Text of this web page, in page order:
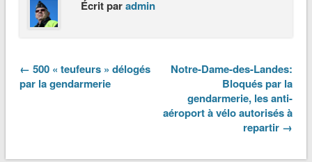
Écrit paradmin
← 500 « teufeurs » délogés
par la gendarmerie
Notre-Dame-des-Landes:
Bloqués par la
gendarmerie, les anti-
aéroport à vélo autorisés à
repartir →